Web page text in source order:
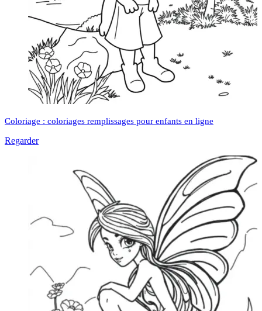
Coloriage : coloriages remplissages pour enfants en ligne
Regarder